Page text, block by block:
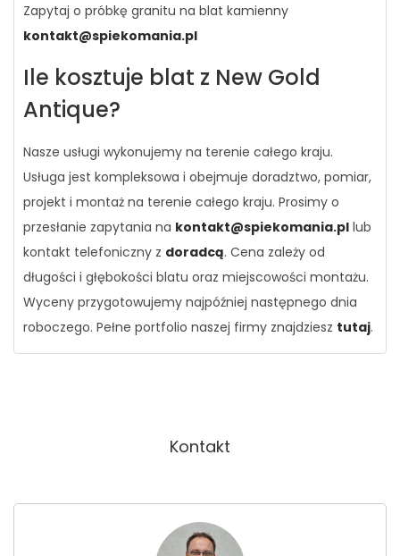
Zapytaj o próbkę granitu na blat kamienny
kontakt@spiekomania.pl
Ile kosztuje blat z New Gold
Antique?
Nasze usługi wykonujemy na terenie całego kraju.
Usługa jest kompleksowa i obejmuje doradztwo, pomiar,
projekt i montaż na terenie całego kraju. Prosimy o
przesłanie zapytania na kontakt@spiekomania.pl lub
kontakt telefoniczny z doradcą. Cena zależy od
długości i głębokości blatu oraz miejscowości montażu.
Wyceny przygotowujemy najpóźniej następnego dnia
roboczego. Pełne portfolio naszej firmy znajdziesz tutaj.
Kontakt